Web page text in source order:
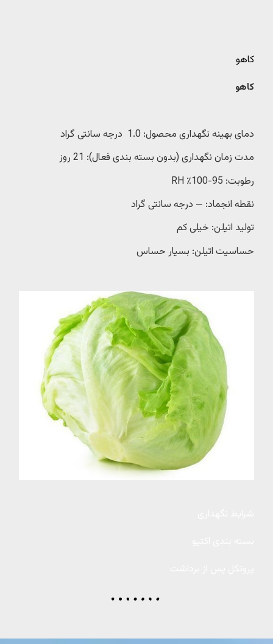
کاهو
کاهو
دمای بهینه نگهداری محصول: 1.0 درجه سانتی گراد
مدت زمان نگهداری (بدون بسته بندی فعال): 21 روز
رطوبت: 95-100٪ RH
نقطه انجماد: — درجه سانتی گراد
تولید اتیلن: خیلی کم
حساسیت اتیلن: بسیار حساس